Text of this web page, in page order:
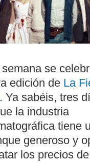
se
edición de La
. Ya sabéis, tres
la industria
tiene
generoso y
los precios